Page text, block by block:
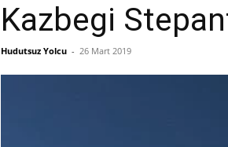
Kazbegi
Hudutsuz Yolcu - 26 Mart 2019